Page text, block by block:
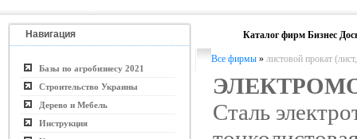
Навигация
Базы по агробизнесу 2021
Строительство Украины
Дерево и Мебель
Инструкция
Каталог фирм Бизнес
Все фирмы » листовой прокат
Сталь